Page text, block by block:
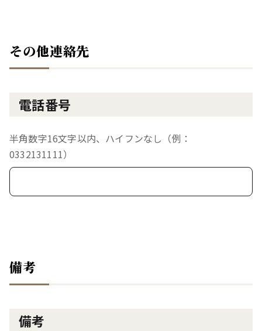
その他連絡先
電話番号
半角数字16文字以内、ハイフンなし（例：
0332131111）
備考
備考